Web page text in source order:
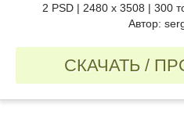
2 PSD | 2480 x 3508 | 300
Автор:
СКАЧАТЬ /